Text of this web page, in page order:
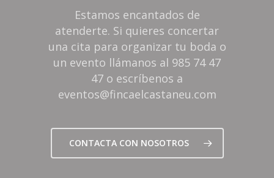
Estamos encantados de
atenderte. Si quieres concertar
una cita para organizar tu boda o
un evento llámanos al 985 74 47
47 o escríbenos a
eventos@fincaelcastaneu.com
CONTACTA CON NOSOTROS